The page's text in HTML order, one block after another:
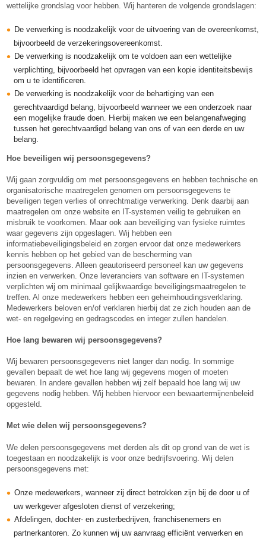
wettelijke grondslag voor hebben. Wij hanteren de volgende grondslagen:
De verwerking is noodzakelijk voor de uitvoering van de overeenkomst,
bijvoorbeeld de verzekeringsovereenkomst.
De verwerking is noodzakelijk om te voldoen aan een wettelijke
verplichting, bijvoorbeeld het opvragen van een kopie identiteitsbewijs
om u te identificeren.
De verwerking is noodzakelijk voor de behartiging van een
gerechtvaardigd belang, bijvoorbeeld wanneer we een onderzoek naar
een mogelijke fraude doen. Hierbij maken we een belangenafweging
tussen het gerechtvaardigd belang van ons of van een derde en uw
belang.
Hoe beveiligen wij persoonsgegevens?
Wij gaan zorgvuldig om met persoonsgegevens en hebben technische en
organisatorische maatregelen genomen om persoonsgegevens te
beveiligen tegen verlies of onrechtmatige verwerking. Denk daarbij aan
maatregelen om onze website en IT-systemen veilig te gebruiken en
misbruik te voorkomen. Maar ook aan beveiliging van fysieke ruimtes
waar gegevens zijn opgeslagen. Wij hebben een
informatiebeveiligingsbeleid en zorgen ervoor dat onze medewerkers
kennis hebben op het gebied van de bescherming van
persoonsgegevens. Alleen geautoriseerd personeel kan uw gegevens
inzien en verwerken. Onze leveranciers van software en IT-systemen
verplichten wij om minimaal gelijkwaardige beveiligingsmaatregelen te
treffen. Al onze medewerkers hebben een geheimhoudingsverklaring.
Medewerkers beloven en/of verklaren hierbij dat ze zich houden aan de
wet- en regelgeving en gedragscodes en integer zullen handelen.
Hoe lang bewaren wij persoonsgegevens?
Wij bewaren persoonsgegevens niet langer dan nodig. In sommige
gevallen bepaalt de wet hoe lang wij gegevens mogen of moeten
bewaren. In andere gevallen hebben wij zelf bepaald hoe lang wij uw
gegevens nodig hebben. Wij hebben hiervoor een bewaartermijnenbeleid
opgesteld.
Met wie delen wij persoonsgegevens?
We delen persoonsgegevens met derden als dit op grond van de wet is
toegestaan en noodzakelijk is voor onze bedrijfsvoering. Wij delen
persoonsgegevens met:
Onze medewerkers, wanneer zij direct betrokken zijn bij de door u of
uw werkgever afgesloten dienst of verzekering;
Afdelingen, dochter- en zusterbedrijven, franchisenemers en
partnerkantoren. Zo kunnen wij uw aanvraag efficiënt verwerken en